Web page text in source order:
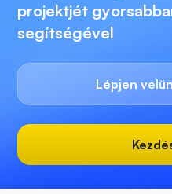
projektjét
segítségével
Lépjen